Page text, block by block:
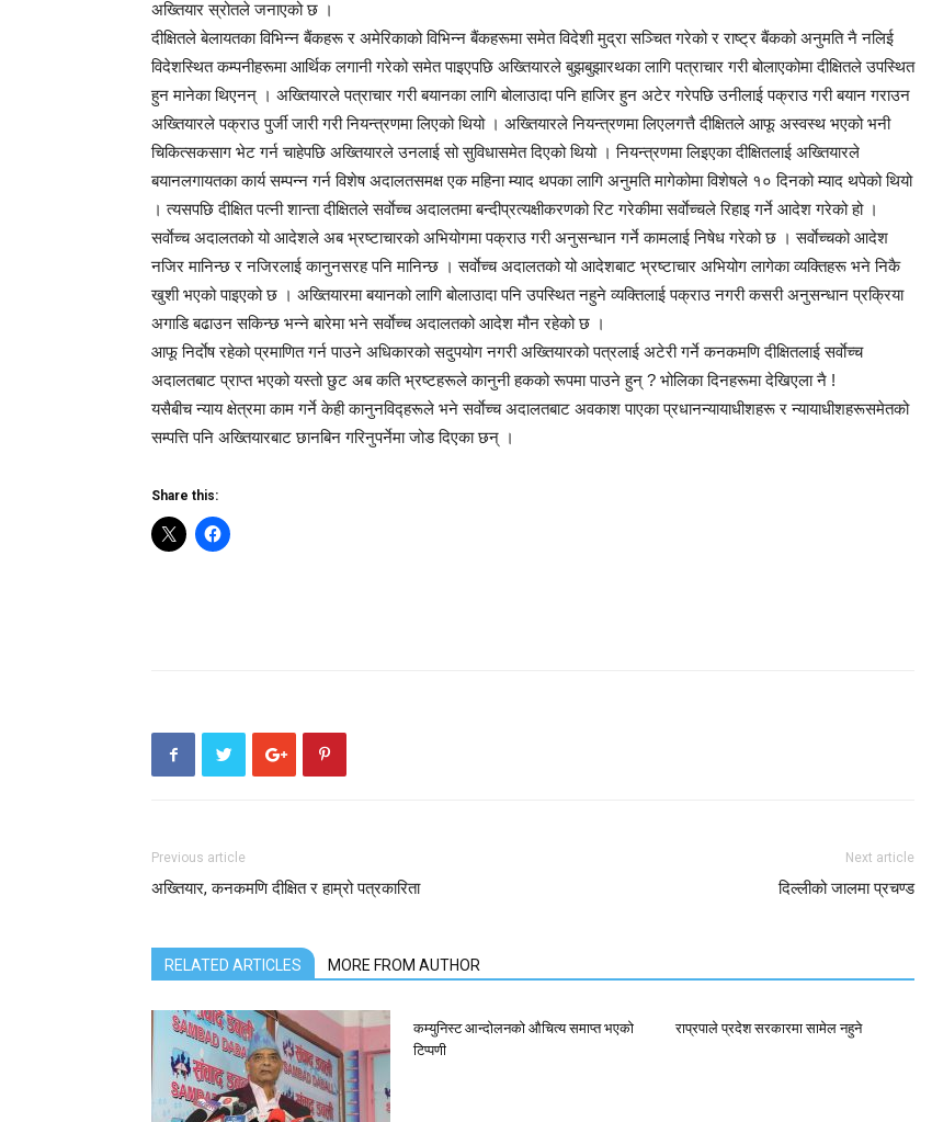
अख्तियार स्रोतले जनाएको छ ।
दीक्षितले बेलायतका विभिन्न बैंकहरू र अमेरिकाको विभिन्न बैंकहरूमा समेत विदेशी मुद्रा सञ्चित गरेको र राष्ट्र बैंकको अनुमति नै नलिई
विदेशस्थित कम्पनीहरूमा आर्थिक लगानी गरेको समेत पाइएपछि अख्तियारले बुझबुझारथका लागि पत्राचार गरी बोलाएकोमा दीक्षितले उपस्थित
हुन मानेका थिएनन् । अख्तियारले पत्राचार गरी बयानका लागि बोलाउादा पनि हाजिर हुन अटेर गरेपछि उनीलाई पक्राउ गरी बयान गराउन
अख्तियारले पक्राउ पुर्जी जारी गरी नियन्त्रणमा लिएको थियो । अख्तियारले नियन्त्रणमा लिएलगत्तै दीक्षितले आफू अस्वस्थ भएको भनी
चिकित्सकसाग भेट गर्न चाहेपछि अख्तियारले उनलाई सो सुविधासमेत दिएको थियो । नियन्त्रणमा लिइएका दीक्षितलाई अख्तियारले
बयानलगायतका कार्य सम्पन्न गर्न विशेष अदालतसमक्ष एक महिना म्याद थपका लागि अनुमति मागेकोमा विशेषले १० दिनको म्याद थपेको थियो
। त्यसपछि दीक्षित पत्नी शान्ता दीक्षितले सर्वाेच्च अदालतमा बन्दीप्रत्यक्षीकरणको रिट गरेकीमा सर्वाेच्चले रिहाइ गर्ने आदेश गरेको हो ।
सर्वाेच्च अदालतको यो आदेशले अब भ्रष्टाचारको अभियोगमा पक्राउ गरी अनुसन्धान गर्ने कामलाई निषेध गरेको छ । सर्वाेच्चको आदेश
नजिर मानिन्छ र नजिरलाई कानुनसरह पनि मानिन्छ । सर्वाेच्च अदालतको यो आदेशबाट भ्रष्टाचार अभियोग लागेका व्यक्तिहरू भने निकै
खुशी भएको पाइएको छ । अख्तियारमा बयानको लागि बोलाउादा पनि उपस्थित नहुने व्यक्तिलाई पक्राउ नगरी कसरी अनुसन्धान प्रक्रिया
अगाडि बढाउन सकिन्छ भन्ने बारेमा भने सर्वाेच्च अदालतको आदेश मौन रहेको छ ।
आफू निर्दाेष रहेको प्रमाणित गर्न पाउने अधिकारको सदुपयोग नगरी अख्तियारको पत्रलाई अटेरी गर्ने कनकमणि दीक्षितलाई सर्वाेच्च
अदालतबाट प्राप्त भएको यस्तो छुट अब कति भ्रष्टहरूले कानुनी हकको रूपमा पाउने हुन् ? भोलिका दिनहरूमा देखिएला नै !
यसैबीच न्याय क्षेत्रमा काम गर्ने केही कानुनविद्हरूले भने सर्वाेच्च अदालतबाट अवकाश पाएका प्रधानन्यायाधीशहरू र न्यायाधीशहरूसमेतको
सम्पत्ति पनि अख्तियारबाट छानबिन गरिनुपर्नेमा जोड दिएका छन् ।
Share this:
Previous article
अख्तियार, कनकमणि दीक्षित र हाम्रो पत्रकारिता
Next article
दिल्लीको जालमा प्रचण्ड
RELATED ARTICLES MORE FROM AUTHOR
कम्युनिस्ट आन्दोलनको औचित्य समाप्त भएको
टिप्पणी
राप्रपाले प्रदेश सरकारमा सामेल नहुने